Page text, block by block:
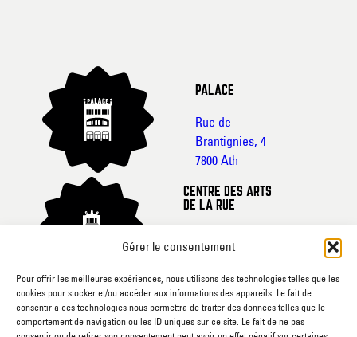
Gérer le consentement
Pour offrir les meilleures expériences, nous utilisons des technologies telles que les
cookies pour stocker et/ou accéder aux informations des appareils. Le fait de
consentir à ces technologies nous permettra de traiter des données telles que le
comportement de navigation ou les ID uniques sur ce site. Le fait de ne pas
PALACE
Rue de
Brantignies, 4
7800 Ath
CENTRE DES ARTS
DE LA RUE
22
7800 Ath
CINEMA L’ECRAN